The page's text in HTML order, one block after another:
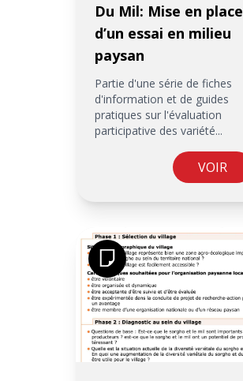
Du Mil: Mise en place
d’un essai en milieu
paysan
Partie d'une série de fiches
d'information et de guides
pratiques sur l'évaluation
participative des variété...
VOIR